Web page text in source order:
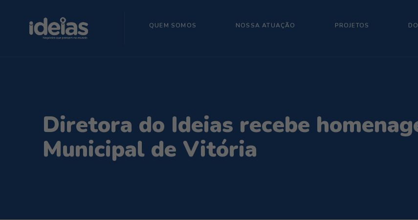
QUEM SOMOS NOSSA ATUAÇÃO PROJETOS
Diretora do Ideias recebe
Municipal de Vitória